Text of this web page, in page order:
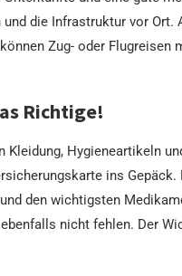
die Infrastruktur vor
Zug- oder
Richtige!
Kleidung, Hygieneartikeln
ins
den wichtigsten
nicht fehlen. Der